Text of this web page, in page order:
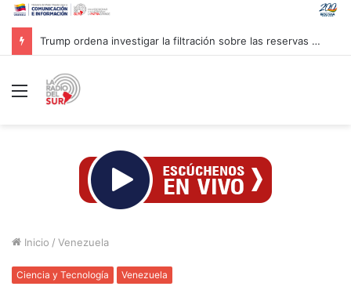
Trump ordena investigar la filtración sobre las reservas de municiones
Menú
Inicio / Venezuela
Ciencia y Tecnología Venezuela